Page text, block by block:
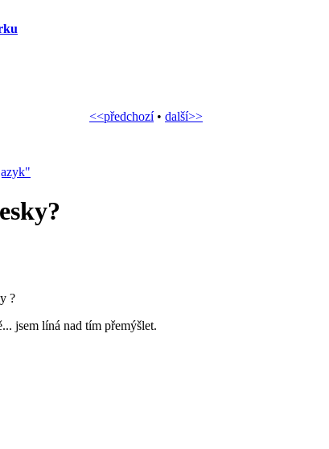
<<předchozí• další>>
?
jsem líná nad tím přemýšlet.